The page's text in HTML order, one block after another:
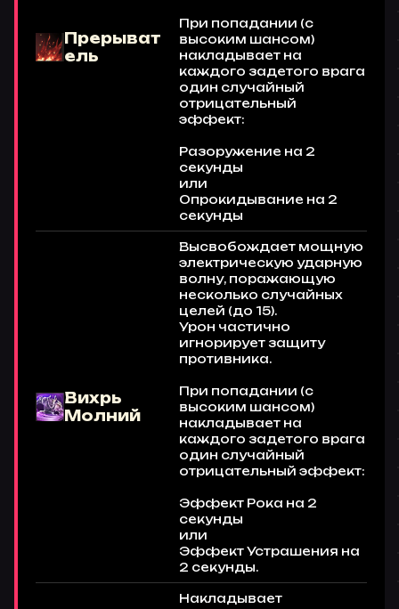
Прерыват
ель
При попадании (с
высоким шансом)
накладывает на
каждого задетого врага
один случайный
отрицательный
эффект:
Разоружение на 2
секунды
или
Опрокидывание на 2
секунды
Вихрь
Молний
Высвобождает мощную
электрическую ударную
волну, поражающую
несколько случайных
целей (до 15).
Урон частично
игнорирует защиту
противника.
При попадании (с
высоким шансом)
накладывает на
каждого задетого врага
один случайный
отрицательный эффект:
Эффект Рока на 2
секунды
или
Эффект Устрашения на
2 секунды.
Накладывает